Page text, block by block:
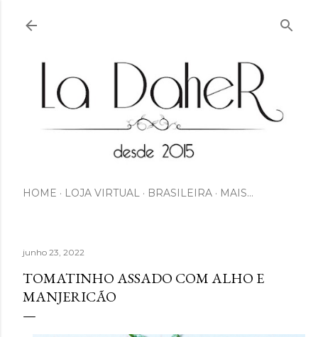
HOME LOJA VIRTUAL BRASILEIRA MAIS…
junho 23, 2022
TOMATINHO ASSADO COM ALHO E
MANJERICÃO